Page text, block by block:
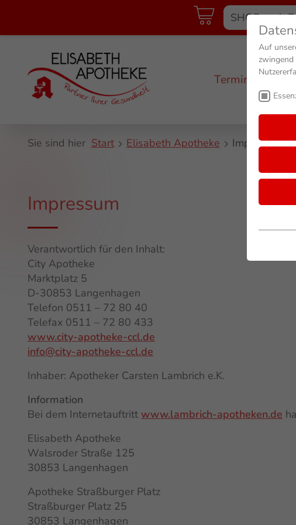
Auf
zwingend
Terminbuchung
Blutdruckmessung (pDL)
Darmgesundheit
Individuelle Rezepturen
Sie sind hier Start Elisabeth Apotheke Impressum
Impressum
Verantwortlich für den Inhalt:
City Apotheke
Marktplatz 5
D-30853 Langenhagen
Telefon 0511 – 72 80 40
Telefax 0511 – 72 80 433
www.city-apotheke-ccl.de
info@city-apotheke-ccl.de
Inhaber: Apotheker Carsten Lambrich e.K.
Information
Bei dem Internetauftritt www.lambrich-apotheken.de
Elisabeth Apotheke
Walsroder Straße 125
30853 Langenhagen
Apotheke Straßburger Platz
Straßburger Platz 25
30853 Langenhagen